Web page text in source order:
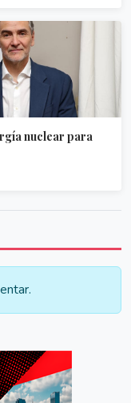
nuclear para